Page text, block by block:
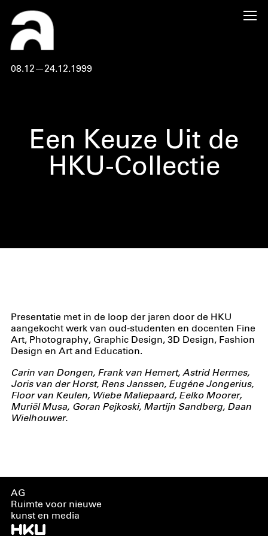
08.12—24.12.1999
Een Keuze Uit de
HKU-Collectie
Presentatie met in de loop der jaren door de HKU
aangekocht werk van oud-studenten en docenten Fine
Art, Photography, Graphic Design, 3D Design, Fashion
Design en Art and Education.
Carin van Dongen, Frank van Hemert, Astrid Hermes,
Joris van der Horst, Rens Janssen, Eugéne Jongerius,
Floor van Keulen, Wiebe Maliepaard, Eelko Moorer,
Muriël Musa, Goran Pejkoski, Martijn Sandberg, Daan
Wielhouwer.
AG
Ruimte voor nieuwe
kunst en media